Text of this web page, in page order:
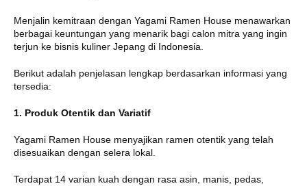
Menjalin kemitraan dengan Yagami Ramen House menawarkan
berbagai keuntungan yang menarik bagi calon mitra yang ingin
terjun ke bisnis kuliner Jepang di Indonesia.
Berikut adalah penjelasan lengkap berdasarkan informasi yang
tersedia:
1. Produk Otentik dan Variatif
Yagami Ramen House menyajikan ramen otentik yang telah
disesuaikan dengan selera lokal.
Terdapat 14 varian kuah dengan rasa asin, manis, pedas,